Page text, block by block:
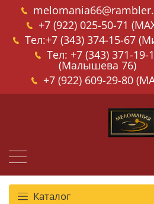
+7 (922) 025-50-71
Тел:+7 (343) 374-15-67
Тел: +7 (343) 371-19-
(Малышева 76)
+7 (922) 609-29-80
Каталог